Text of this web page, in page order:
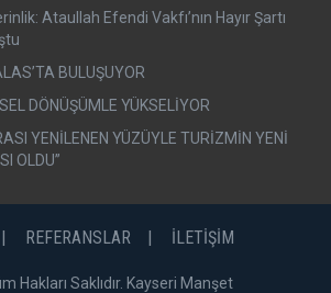
Ataullah Efendi Vakfı’nın Hayır Şartı
BULUŞUYOR
DÖNÜŞÜMLE YÜKSELİYOR
YENİLENEN YÜZÜYLE TURİZMİN YENİ
OLDU”
REFERANSLAR İLETİŞİM
Hakları Saklıdır. Kayseri Manşet